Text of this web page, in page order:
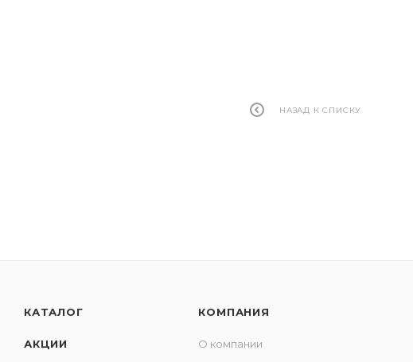
НАЗАД К СПИСКУ
КАТАЛОГ
АКЦИИ
КОМПАНИЯ
О компании